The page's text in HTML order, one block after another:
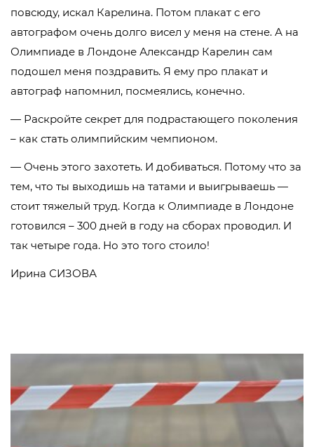
повсюду, искал Карелина. Потом плакат с его
автографом очень долго висел у меня на стене. А на
Олимпиаде в Лондоне Александр Карелин сам
подошел меня поздравить. Я ему про плакат и
автограф напомнил, посмеялись, конечно.
— Раскройте секрет для подрастающего поколения
– как стать олимпийским чемпионом.
— Очень этого захотеть. И добиваться. Потому что за
тем, что ты выходишь на татами и выигрываешь —
стоит тяжелый труд. Когда к Олимпиаде в Лондоне
готовился – 300 дней в году на сборах проводил. И
так четыре года. Но это того стоило!
Ирина СИЗОВА